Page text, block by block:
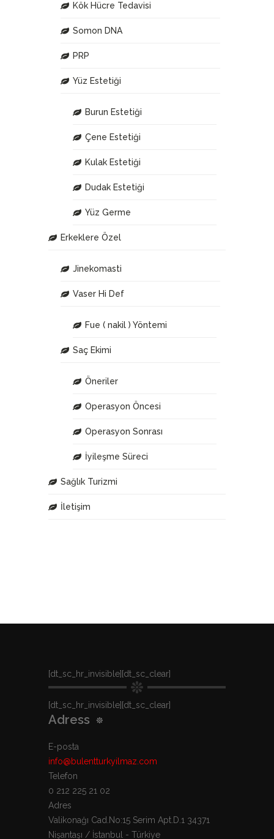
Kök Hücre Tedavisi
Somon DNA
PRP
Yüz Estetiği
Burun Estetiği
Çene Estetiği
Kulak Estetiği
Dudak Estetiği
Yüz Germe
Erkeklere Özel
Jinekomasti
Vaser Hi Def
Fue ( nakil ) Yöntemi
Saç Ekimi
Öneriler
Operasyon Öncesi
Operasyon Sonrası
İyileşme Süreci
Sağlık Turizmi
İletişim
[dt_sc_hr_invisible][dt_sc_clear]
[dt_sc_hr_invisible][dt_sc_clear]
Adress
E-posta
info@bulentturkyilmaz.com
Telefon
0 212 225 21 02
Adres
Valikonağı Cad.No:15 Serim Apt.D.1 34371
Nişantaşı / İstanbul - Türkiye